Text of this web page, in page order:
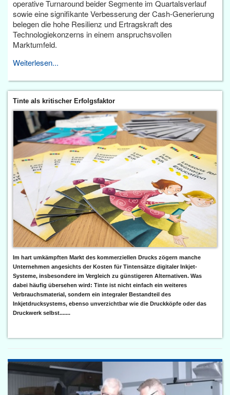
operative Turnaround beider Segmente im Quartalsverlauf
sowie eine signifikante Verbesserung der Cash-Generierung
belegen die hohe Resilienz und Ertragskraft des
Technologiekonzerns in einem anspruchsvollen
Marktumfeld.
Weiterlesen...
Tinte als kritischer Erfolgsfaktor
Im hart umkämpften Markt des kommerziellen Drucks zögern manche
Unternehmen angesichts der Kosten für Tintensätze digitaler Inkjet-
Systeme, insbesondere im Vergleich zu günstigeren Alternativen. Was
dabei häufig übersehen wird: Tinte ist nicht einfach ein weiteres
Verbrauchsmaterial, sondern ein integraler Bestandteil des
Inkjetdrucksystems, ebenso unverzichtbar wie die Druckköpfe oder das
Druckwerk selbst.......